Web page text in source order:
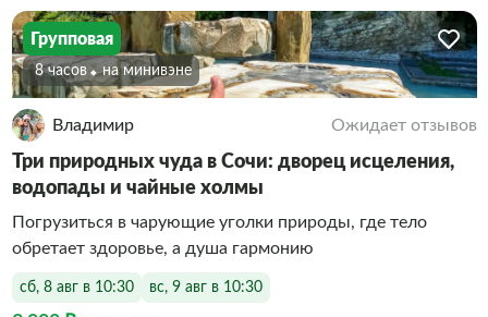
Групповая
8 часов На минивэне
Владимир Ожидает отзывов
Три природных чуда в Сочи: дворец исцеления,
водопады и чайные холмы
Погрузиться в чарующие уголки природы, где тело
обретает здоровье, а душа гармонию
сб, 8 авг в 10:30 вс, 9 авг в 10:30